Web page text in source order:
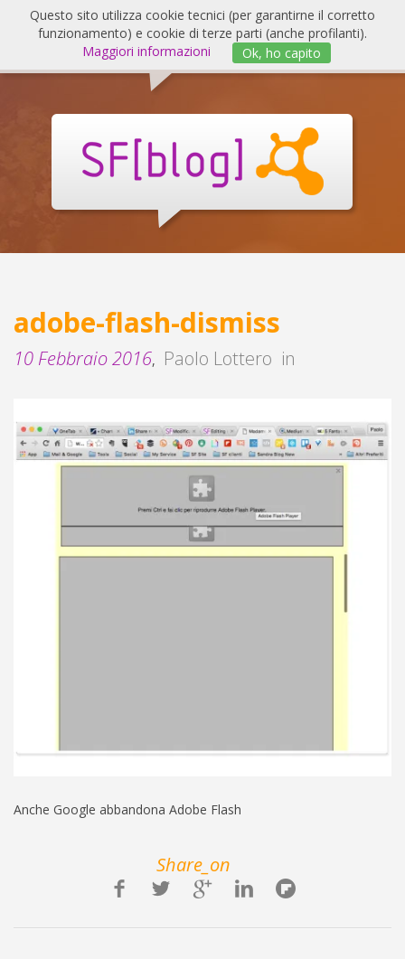
Salta
contenuto
Blog
adobe-flash-dismiss
10 Febbraio 2016, Paolo Lottero in
Anche Google abbandona Adobe Flash
Share_on
Questo sito utilizza cookie tecnici (per garantirne il corretto
funzionamento) e cookie di terze parti (anche profilanti).
Maggiori informazioni
Ok, ho capito